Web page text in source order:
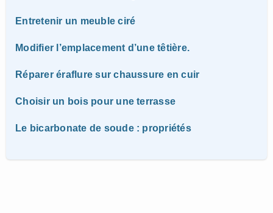
Entretenir un meuble ciré
Modifier l’emplacement d’une têtière.
Réparer éraflure sur chaussure en cuir
Choisir un bois pour une terrasse
Le bicarbonate de soude : propriétés